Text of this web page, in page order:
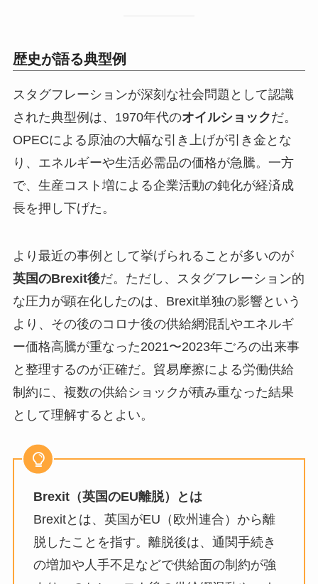
歴史が語る典型例
スタグフレーションが深刻な社会問題として認識
された典型例は、1970年代のオイルショックだ。
OPECによる原油の大幅な引き上げが引き金とな
り、エネルギーや生活必需品の価格が急騰。一方
で、生産コスト増による企業活動の鈍化が経済成
長を押し下げた。
より最近の事例として挙げられることが多いのが
英国のBrexit後だ。ただし、スタグフレーション的
な圧力が顕在化したのは、Brexit単独の影響という
より、その後のコロナ後の供給網混乱やエネルギ
ー価格高騰が重なった2021〜2023年ごろの出来事
と整理するのが正確だ。貿易摩擦による労働供給
制約に、複数の供給ショックが積み重なった結果
として理解するとよい。
Brexit（英国のEU離脱）とは
Brexitとは、英国がEU（欧州連合）から離
脱したことを指す。離脱後は、通関手続き
の増加や人手不足などで供給面の制約が強